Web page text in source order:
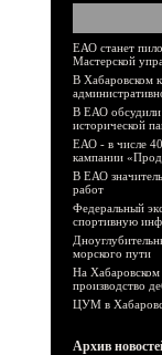
ЕАО станет
Мастерской
В Хабаровском
В ЕАО обсудили
исторической
ЕАО - в числе
кампании
В ЕАО
работ
Федеральный
спортивную
морского пути
На Хабаровском
производство
ЦУМ в
Архив